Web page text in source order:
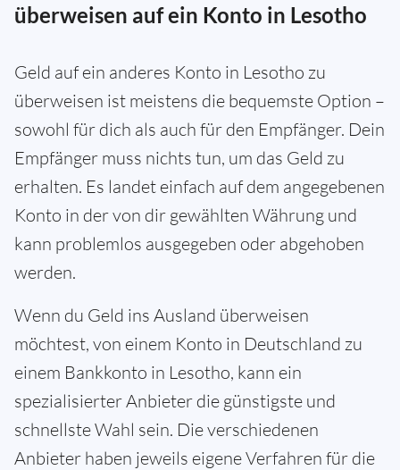
überweisen auf ein Konto in Lesotho
Geld auf ein anderes Konto in Lesotho zu
überweisen ist meistens die bequemste Option –
sowohl für dich als auch für den Empfänger. Dein
Empfänger muss nichts tun, um das Geld zu
erhalten. Es landet einfach auf dem angegebenen
Konto in der von dir gewählten Währung und
kann problemlos ausgegeben oder abgehoben
werden.
Wenn du Geld ins Ausland überweisen
möchtest, von einem Konto in Deutschland zu
einem Bankkonto in Lesotho, kann ein
spezialisierter Anbieter die günstigste und
schnellste Wahl sein. Die verschiedenen
Anbieter haben jeweils eigene Verfahren für die